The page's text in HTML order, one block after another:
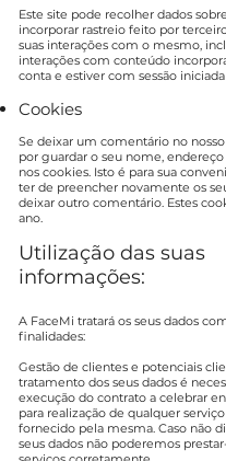
Este site pode recolher dados
incorporar rastreio feito por
suas interações com o mesmo,
interações com conteúdo
conta e estiver com sessão
Cookies
Se deixar um comentário no
por guardar o seu nome,
nos cookies. Isto é para sua
ter de preencher novamente os
deixar outro comentário. Estes
ano.
Utilização das suas
informações:
A FaceMi tratará os seus dados
finalidades:
Gestão de clientes e potenciais
tratamento dos seus dados é
execução do contrato a celebrar
para realização de qualquer
fornecido pela mesma. Caso não
seus dados não poderemos